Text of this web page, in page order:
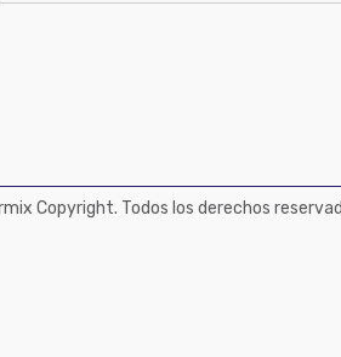
Copyright. Todos los derechos